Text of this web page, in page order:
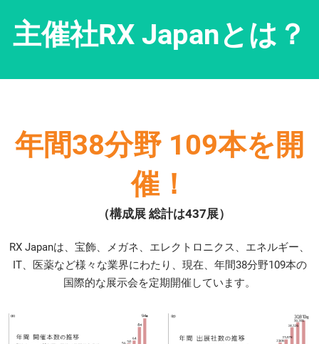
主催社RX Japanとは？
年間38分野 109本を開
催！
（構成展 総計は437展）
RX Japanは、宝飾、メガネ、エレクトロニクス、エネルギー、
IT、医薬など様々な業界にわたり、現在、年間38分野109本の
国際的な展示会を定期開催しています。